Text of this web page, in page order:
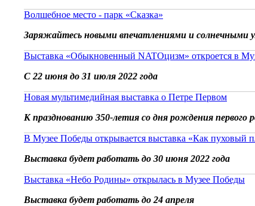
Волшебное место - парк «Сказка»
Заряжайтесь новыми впечатлениями и солнечными
Выставка «Обыкновенный NATOцизм» откроется в
С 22 июня до 31 июля 2022 года
Новая мультимедийная выставка о Петре Первом
К празднованию 350-летия со дня рождения первого
В Музее Победы открывается выставка «Как пуховый
Выставка будет работать до 30 июня 2022 года
Выставка «Небо Родины» открылась в Музее Победы
Выставка будет работать до 24 апреля